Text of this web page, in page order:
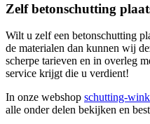
Zelf betonschutting
Wilt u zelf een betonschutting
de materialen dan kunnen wij
scherpe tarieven en in overleg
service krijgt die u verdient!
In onze webshop schutting-
alle onder delen bekijken en